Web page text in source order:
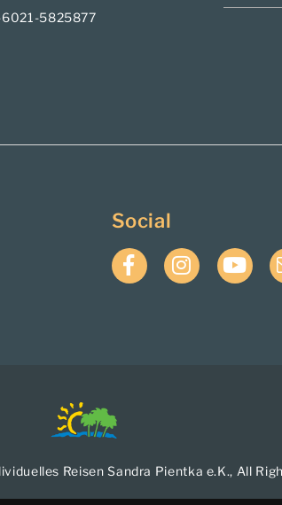
5825877
Social
FacebookInstagram
Reisen Sandra Pientka e.K., All